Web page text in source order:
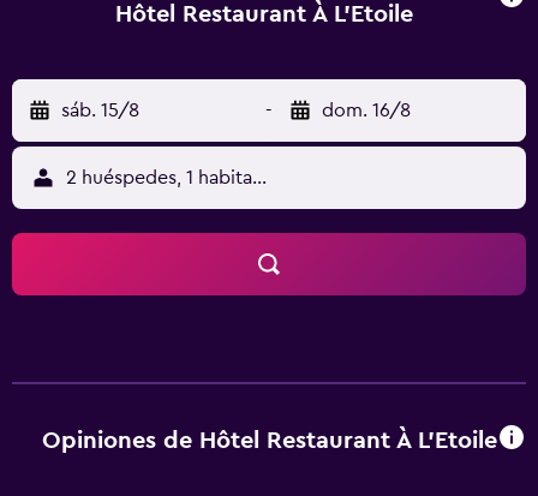
Hôtel Restaurant À L'Etoile
sáb. 15/8 - dom. 16/8
2 huéspedes, 1 habitación
Opiniones de Hôtel Restaurant À L'Etoile